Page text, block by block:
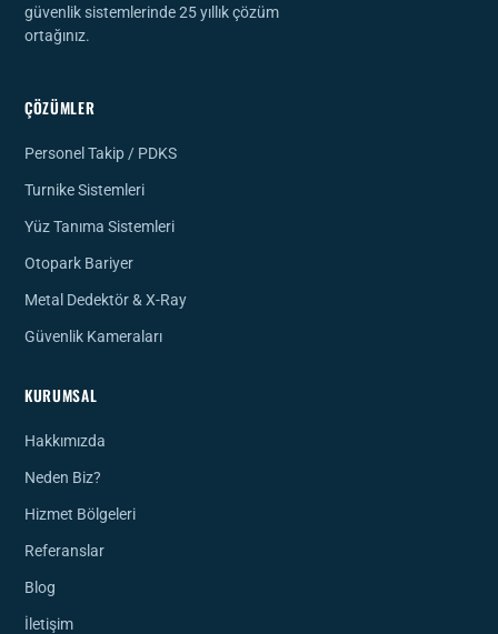
güvenlik sistemlerinde 25 yıllık çözüm
ortağınız.
ÇÖZÜMLER
Personel Takip / PDKS
Turnike Sistemleri
Yüz Tanıma Sistemleri
Otopark Bariyer
Metal Dedektör & X-Ray
Güvenlik Kameraları
KURUMSAL
Hakkımızda
Neden Biz?
Hizmet Bölgeleri
Referanslar
Blog
İletişim